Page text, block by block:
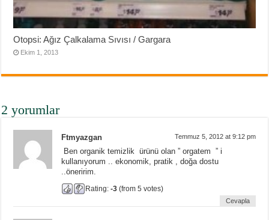
Otopsi: Ağız Çalkalama Sıvısı / Gargara
Ekim 1, 2013
2 yorumlar
Ftmyazgan Temmuz 5, 2012 at 9:12 pm
Ben organik temizlik ürünü olan ” orgatem ” i
kullanıyorum .. ekonomik, pratik , doğa dostu
..öneririm.
Rating:-3 (from 5 votes)
Cevapla